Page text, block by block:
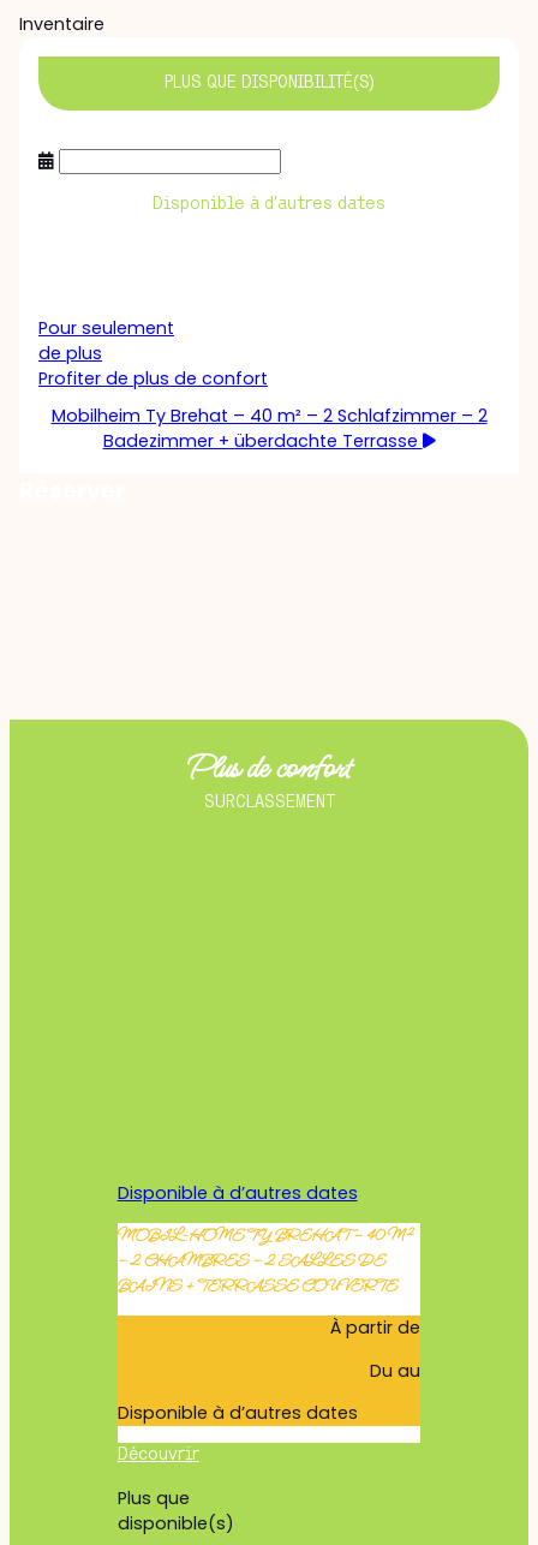
Inventaire
PLUS QUE DISPONIBILITÉ(S)
Disponible à d’autres dates
Pour seulement
de plus
Profiter de plus de confort
Mobilheim Ty Brehat – 40 m² – 2 Schlafzimmer – 2
Badezimmer + überdachte Terrasse
Plus de confort
SURCLASSEMENT
Disponible à d’autres dates
MOBIL-HOME TY BREHAT – 40 M²
– 2 CHAMBRES – 2 SALLES DE
BAINS + TERRASSE COUVERTE
À partir de
Duau
Disponible à d’autres dates
Découvrir
Plus que
disponible(s)